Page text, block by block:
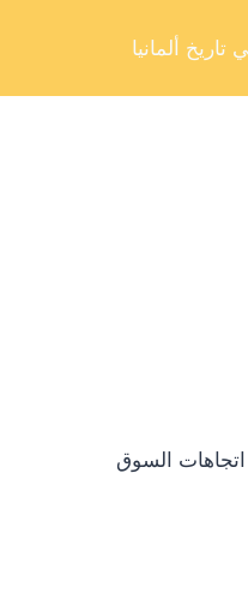
ألمانيا
السوق